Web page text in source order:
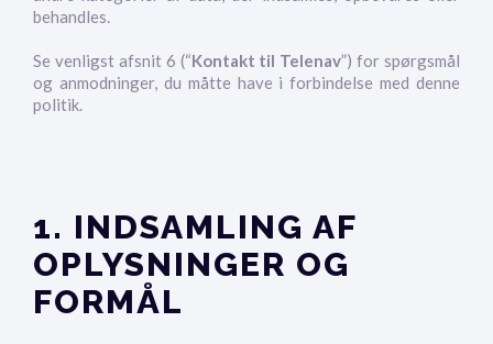
behandles.
Se venligst afsnit 6 (“Kontakt til Telenav”) for spørgsmål
og anmodninger, du måtte have i forbindelse med denne
politik.
1. INDSAMLING AF
OPLYSNINGER OG
FORMÅL